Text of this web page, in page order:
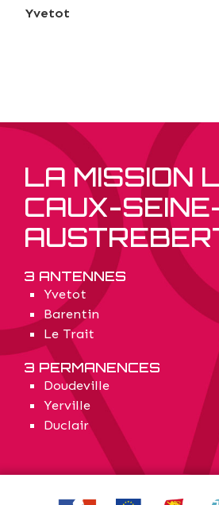
Yvetot
LA MISSION
CAUX-
3 ANTENNES
Yvetot
Barentin
Le Trait
3 PERMANENCES
Doudeville
Yerville
Duclair